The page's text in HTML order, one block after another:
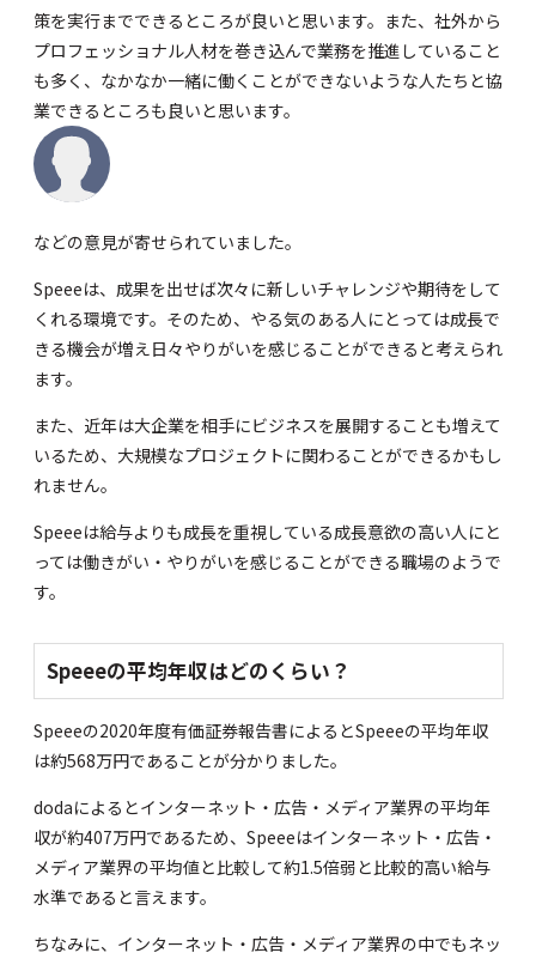
策を実行までできるところが良いと思います。また、社外から
プロフェッショナル人材を巻き込んで業務を推進していること
も多く、なかなか一緒に働くことができないような人たちと協
業できるところも良いと思います。
などの意見が寄せられていました。
Speeeは、成果を出せば次々に新しいチャレンジや期待をして
くれる環境です。そのため、やる気のある人にとっては成長で
きる機会が増え日々やりがいを感じることができると考えられ
ます。
また、近年は大企業を相手にビジネスを展開することも増えて
いるため、大規模なプロジェクトに関わることができるかもし
れません。
Speeeは給与よりも成長を重視している成長意欲の高い人にと
っては働きがい・やりがいを感じることができる職場のようで
す。
Speeeの平均年収はどのくらい？
Speeeの2020年度有価証券報告書によるとSpeeeの平均年収
は約568万円であることが分かりました。
dodaによるとインターネット・広告・メディア業界の平均年
収が約407万円であるため、Speeeはインターネット・広告・
メディア業界の平均値と比較して約1.5倍弱と比較的高い給与
水準であると言えます。
ちなみに、インターネット・広告・メディア業界の中でもネッ